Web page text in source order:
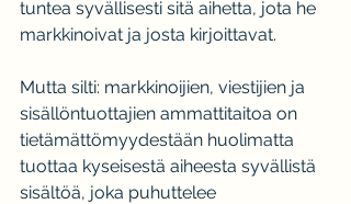
tuntea syvällisesti sitä aihetta, jota he
markkinoivat ja josta kirjoittavat.
Mutta silti: markkinoijien, viestijien ja
sisällöntuottajien ammattitaitoa on
tietämättömyydestään huolimatta
tuottaa kyseisestä aiheesta syvällistä
sisältöä, joka puhuttelee